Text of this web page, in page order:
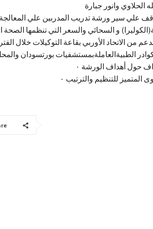
علي سير ورشة تدريب المدربين علي المعالجة
و السحائي والسعر التي تنظمها الصحة
الطبيةالعاملةبمستشفيات بورتسودان
حول أهداف الورشة ٠
المتميز للتنظيم والترتيب ٠